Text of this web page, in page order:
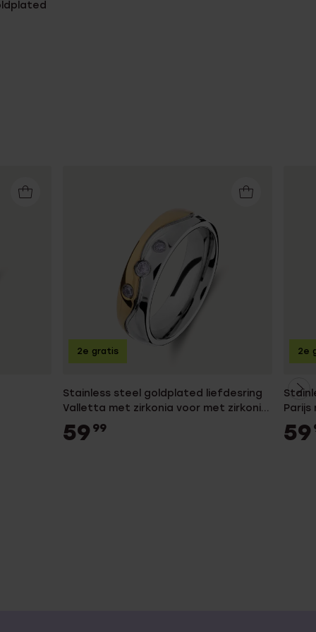
Stainless steel goldplated liefdesring
Valletta met zirkonia voor met zirkonia
voor dames
59 99
2e gratis
voor
59
2e